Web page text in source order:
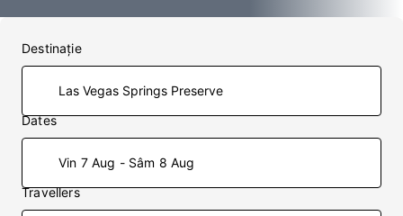
Destinaţie
Dates
Vin 7 Aug - Sâm 8 Aug
Travellers